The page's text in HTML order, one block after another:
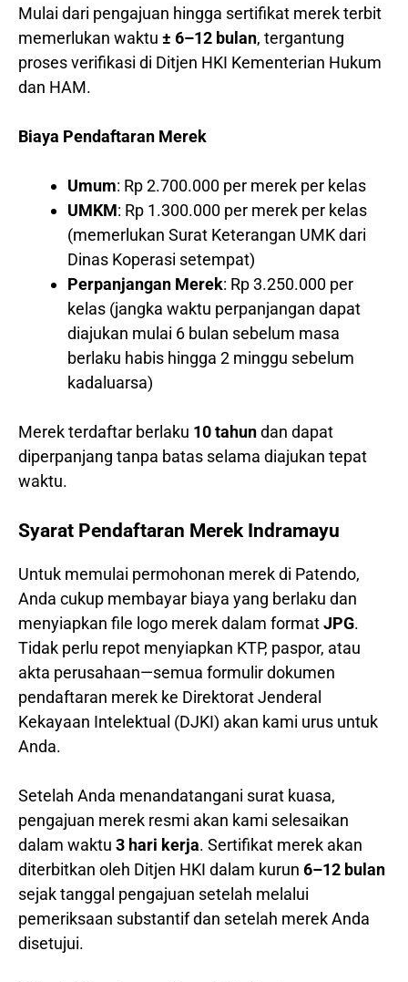
Mulai dari pengajuan hingga sertifikat merek terbit
memerlukan waktu ± 6–12 bulan, tergantung
proses verifikasi di Ditjen HKI Kementerian Hukum
dan HAM.
Biaya Pendaftaran Merek
Umum: Rp 2.700.000 per merek per kelas
UMKM: Rp 1.300.000 per merek per kelas
(memerlukan Surat Keterangan UMK dari
Dinas Koperasi setempat)
Perpanjangan Merek: Rp 3.250.000 per
kelas (jangka waktu perpanjangan dapat
diajukan mulai 6 bulan sebelum masa
berlaku habis hingga 2 minggu sebelum
kadaluarsa)
Merek terdaftar berlaku 10 tahundan dapat
diperpanjang tanpa batas selama diajukan tepat
waktu.
Syarat Pendaftaran Merek Indramayu
Untuk memulai permohonan merek di Patendo,
Anda cukup membayar biaya yang berlaku dan
menyiapkan file logo merek dalam formatJPG.
Tidak perlu repot menyiapkan KTP, paspor, atau
akta perusahaan—semua formulir dokumen
pendaftaran merek ke Direktorat Jenderal
Kekayaan Intelektual (DJKI) akan kami urus untuk
Anda.
Setelah Anda menandatangani surat kuasa,
pengajuan merek resmi akan kami selesaikan
dalam waktu 3 hari kerja. Sertifikat merek akan
diterbitkan oleh Ditjen HKI dalam kurun 6–12 bulan
sejak tanggal pengajuan setelah melalui
pemeriksaan substantif dan setelah merek Anda
disetujui.